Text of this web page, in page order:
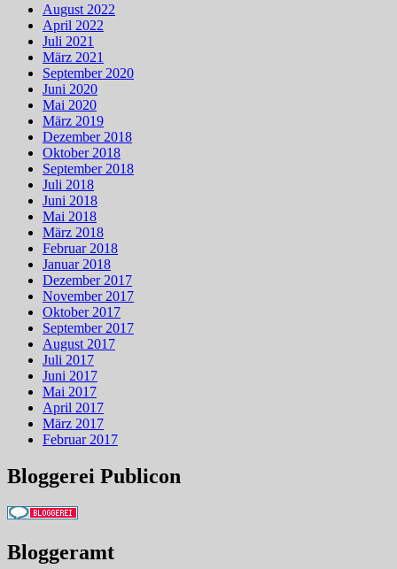
August 2022
April 2022
Juli 2021
März 2021
September 2020
Juni 2020
Mai 2020
März 2019
Dezember 2018
Oktober 2018
September 2018
Juli 2018
Juni 2018
Mai 2018
März 2018
Februar 2018
Januar 2018
Dezember 2017
November 2017
Oktober 2017
September 2017
August 2017
Juli 2017
Juni 2017
Mai 2017
April 2017
März 2017
Februar 2017
Bloggerei Publicon
Bloggeramt